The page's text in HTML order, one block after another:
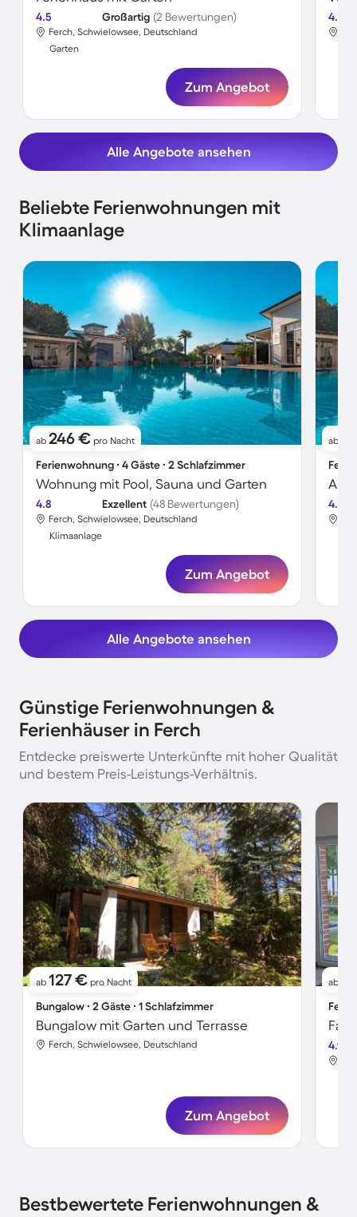
4.5 Großartig (2 Bewertungen)
Ferch, Schwielowsee, Deutschland
Garten
Zum Angebot
4.8
Alle Angebote ansehen
Beliebte Ferienwohnungen mit
Klimaanlage
ab 246 € pro Nacht
Ferienwohnung ∙ 4 Gäste ∙ 2 Schlafzimmer
Wohnung mit Pool, Sauna und Garten
4.8 Exzellent (48 Bewertungen)
Ferch, Schwielowsee, Deutschland
Klimaanlage
Zum Angebot
ab
4.8
Alle Angebote ansehen
Günstige Ferienwohnungen &
Ferienhäuser in Ferch
Entdecke preiswerte Unterkünfte mit hoher Qualität
und bestem Preis-Leistungs-Verhältnis.
ab 127 € pro Nacht
Bungalow ∙ 2 Gäste ∙ 1 Schlafzimmer
Bungalow mit Garten und Terrasse
Ferch, Schwielowsee, Deutschland
Zum Angebot
ab
4.9
Bestbewertete Ferienwohnungen &